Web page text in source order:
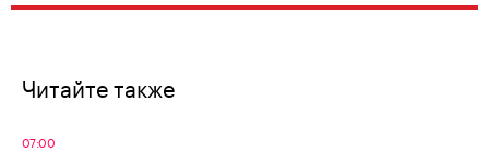
Читайте также
07:00